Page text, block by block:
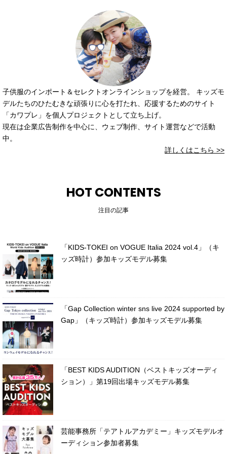
子供服のインポート＆セレクトオンラインショップを経営。 キッズモ
デルたちのひたむきな頑張りに心を打たれ、応援するためのサイト
「カワプレ」を個人プロジェクトとして立ち上げ。
現在は企業広告制作を中心に、ウェブ制作、サイト運営などで活動
中。
詳しくはこちら >>
HOT CONTENTS
注目の記事
「KIDS-TOKEI on VOGUE Italia 2024 vol.4」（キ
ッズ時計）参加キッズモデル募集
「Gap Collection winter sns live 2024 supported by
Gap」（キッズ時計）参加キッズモデル募集
「BEST KIDS AUDITION（ベストキッズオーディ
ション）」第19回出場キッズモデル募集
芸能事務所「テアトルアカデミー」キッズモデルオ
ーディション参加者募集